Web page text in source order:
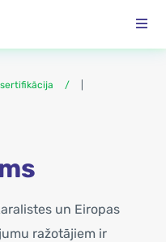
un Eiropas
ražotājiem ir